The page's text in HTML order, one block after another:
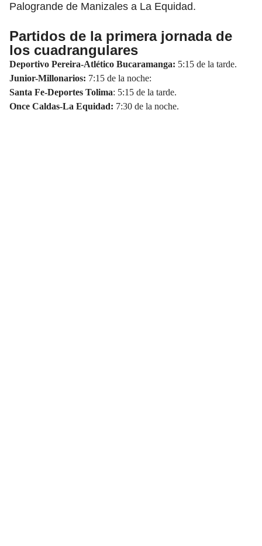
Palogrande de Manizales a La Equidad.
Partidos de la primera jornada de
los cuadrangulares
Deportivo Pereira-Atlético Bucaramanga: 5:15 de la tarde.
Junior-Millonarios: 7:15 de la noche:
Santa Fe-Deportes Tolima: 5:15 de la tarde.
Once Caldas-La Equidad: 7:30 de la noche.